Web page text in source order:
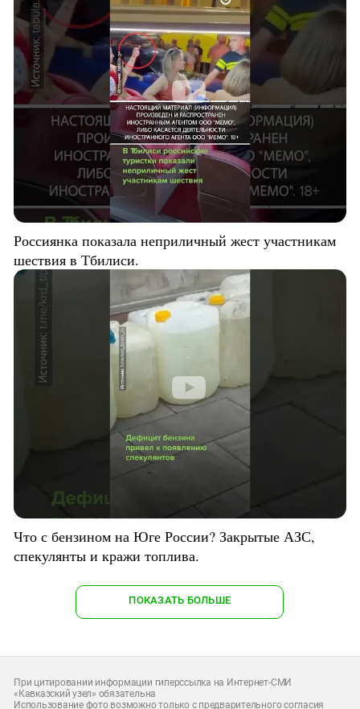
Россиянка показала неприличный жест участникам
шествия в Тбилиси.
Что с бензином на Юге России? Закрытые АЗС,
спекулянты и кражи топлива.
ПОКАЗАТЬ БОЛЬШЕ
При цитировании информации гиперссылка на Интернет-СМИ
«Кавказский узел» обязательна
Использование фото возможно только с предварительного согласия